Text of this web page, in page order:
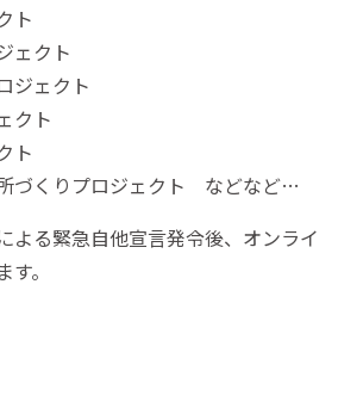
ト
ェクト
ジェクト
クト
ト
づくりプロジェクト などなど…
よる緊急自他宣言発令後、オンライ
。